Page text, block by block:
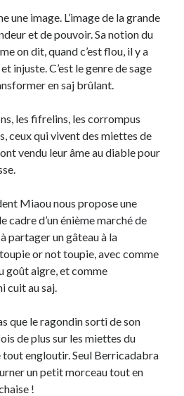
une image. L’image de la grande
et de pouvoir. Sa notion du
on dit, quand c’est flou, il y a
injuste. C’est le genre de sage
en saj brûlant.
les fifrelins, les corrompus
ceux qui vivent des miettes de
vendu leur âme au diable pour
Miaou nous propose une
cadre d’un énième marché de
partager un gâteau à la
or not toupie, avec comme
goût aigre, et comme
cuit au saj.
que le ragondin sorti de son
de plus sur les miettes du
tout engloutir. Seul Berricadabra
un petit morceau tout en
!